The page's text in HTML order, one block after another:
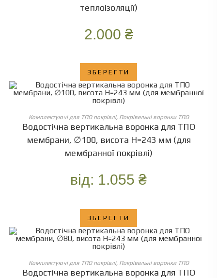
теплоізоляції)
2.000 ₴
ЗБЕРЕГТИ
ОБЕРІТЬ ОПЦІЇ
Комплектуючі для ТПО покрівлі, Покрівельні воронки ТПО
Водостічна вертикальна воронка для ТПО
мембрани, ∅100, висота Н=243 мм (для
мембранної покрівлі)
від: 1.055 ₴
ЗБЕРЕГТИ
ОБЕРІТЬ ОПЦІЇ
Комплектуючі для ТПО покрівлі, Покрівельні воронки ТПО
Водостічна вертикальна воронка для ТПО